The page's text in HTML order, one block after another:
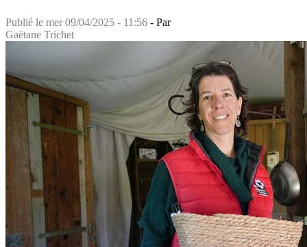
Publié le mer 09/04/2025 - 11:56 - Par
Gaëtane Trichet